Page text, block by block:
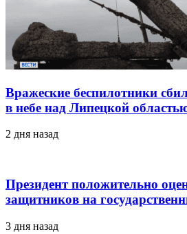
Вражеские беспилотники
в небе над Липецкой
2 дня назад
Президент положительно
защитников на
3 дня назад